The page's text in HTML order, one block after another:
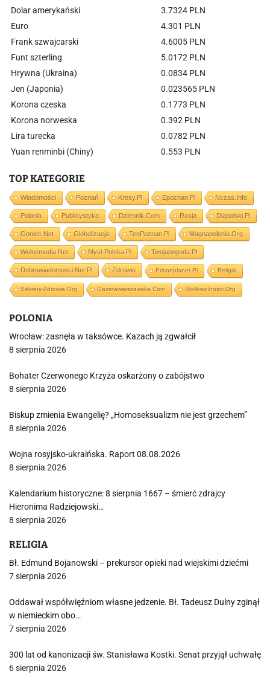
Dolar amerykański
3.7324 PLN
Euro
4.301 PLN
Frank szwajcarski
4.6005 PLN
Funt szterling
5.0172 PLN
Hrywna (Ukraina)
0.0834 PLN
Jen (Japonia)
0.023565 PLN
Korona czeska
0.1773 PLN
Korona norweska
0.392 PLN
Lira turecka
0.0782 PLN
Yuan renminbi (Chiny)
0.553 PLN
TOP KATEGORIE
Wiadomości Poznań Kresy.pl Epoznan.pl Nczas.info
Polonia Publicystyka Dziennik.com Rosja Dlapolski.pl
Goniec.net Globalizacja TenPoznan.pl Magnapolonia.org
Wolnemedia.net Mysl-Polska.pl Twojapogoda.pl
Dobrewiadomosci.net.pl Zdrowie Prisonplanet.pl Religia
Sekrety-Zdrowia.org Gazetawarszawska.com Stolikwolnosci.org
POLONIA
Wrocław: zasnęła w taksówce. Kazach ją zgwałcił
8 sierpnia 2026
Bohater Czerwonego Krzyża oskarżony o zabójstwo
8 sierpnia 2026
Biskup zmienia Ewangelię? „Homoseksualizm nie jest grzechem”
8 sierpnia 2026
Wojna rosyjsko-ukraińska. Raport 08.08.2026
8 sierpnia 2026
Kalendarium historyczne: 8 sierpnia 1667 – śmierć zdrajcy
Hieronima Radziejowski…
8 sierpnia 2026
RELIGIA
Bł. Edmund Bojanowski – prekursor opieki nad wiejskimi dziećmi
7 sierpnia 2026
Oddawał współwięźniom własne jedzenie. Bł. Tadeusz Dulny zginął
w niemieckim obo…
7 sierpnia 2026
300 lat od kanonizacji św. Stanisława Kostki. Senat przyjął uchwałę
6 sierpnia 2026